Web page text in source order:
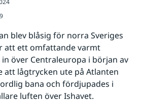
blev blåsig för norra Sveriges
att ett omfattande varmt
över Centraleuropa i början av
att lågtrycken ute på Atlanten
bana och fördjupades i
luften över Ishavet.